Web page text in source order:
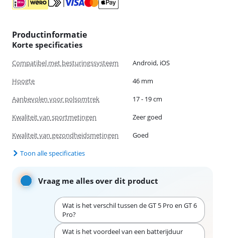
Productinformatie
Korte specificaties
Compatibel met besturingssysteem
Android, iOS
Hoogte
46 mm
Aanbevolen voor polsomtrek
17 - 19 cm
Kwaliteit van sportmetingen
Zeer goed
Kwaliteit van gezondheidsmetingen
Goed
Toon alle specificaties
Vraag me alles over dit product
Wat is het verschil tussen de GT 5 Pro en GT 6
Pro?
Wat is het voordeel van een batterijduur